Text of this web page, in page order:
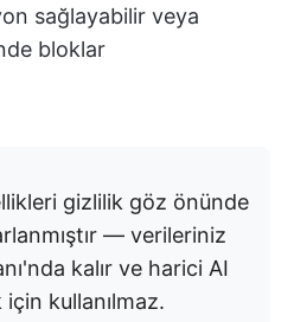
sağlayabilir veya
bloklar
gizlilik göz önünde
— verileriniz
kalır ve harici AI
kullanılmaz.